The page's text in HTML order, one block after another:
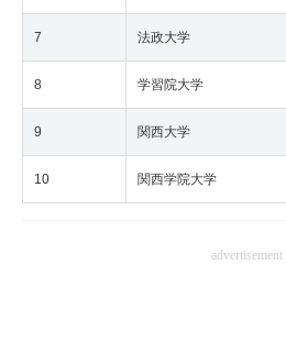
7 法政大学
8 学習院大学
9 関西大学
10 関西学院大学
advertisement